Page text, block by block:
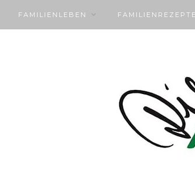
FAMILIENLEBEN FAMILIENREZEPTE